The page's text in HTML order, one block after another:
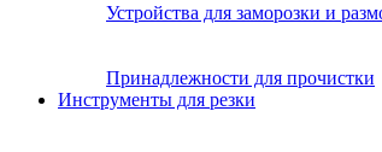
Устройства для заморозки и
Принадлежности для прочистки
Инструменты для резки